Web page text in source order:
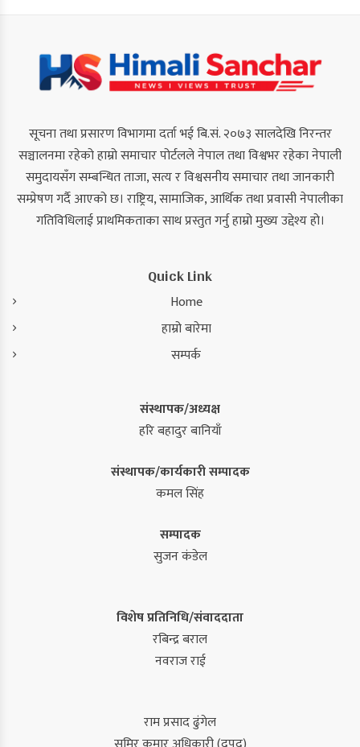
सूचना तथा प्रसारण विभागमा दर्ता भई बि.सं. २०७३ सालदेखि निरन्तर
सञ्चालनमा रहेको हाम्रो समाचार पोर्टलले नेपाल तथा विश्वभर रहेका नेपाली
समुदायसँग सम्बन्धित ताजा, सत्य र विश्वसनीय समाचार तथा जानकारी
सम्प्रेषण गर्दै आएको छ। राष्ट्रिय, सामाजिक, आर्थिक तथा प्रवासी नेपालीका
गतिविधिलाई प्राथमिकताका साथ प्रस्तुत गर्नु हाम्रो मुख्य उद्देश्य हो।
Quick Link
Home
हाम्रो बारेमा
सम्पर्क
संस्थापक/अध्यक्ष
हरि बहादुर बानियाँ
संस्थापक/कार्यकारी सम्पादक
कमल सिंह
सम्पादक
सुजन कंडेल
विशेष प्रतिनिधि/संवाददाता
रबिन्द्र बराल
नवराज राई
राम प्रसाद ढुंगेल